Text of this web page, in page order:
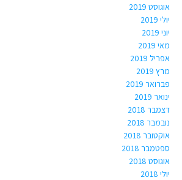
אוגוסט 2019
יולי 2019
יוני 2019
מאי 2019
אפריל 2019
מרץ 2019
פברואר 2019
ינואר 2019
דצמבר 2018
נובמבר 2018
אוקטובר 2018
ספטמבר 2018
אוגוסט 2018
יולי 2018